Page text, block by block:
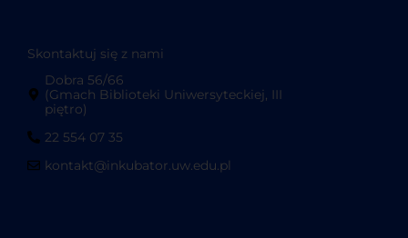
Skontaktuj się z nami
Dobra 56/66
(Gmach Biblioteki Uniwersyteckiej, III
piętro)
22 554 07 35
kontakt@inkubator.uw.edu.pl